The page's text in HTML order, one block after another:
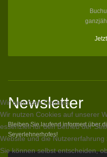
Newsletter
Bleiben Sie laufend informert über
Seyerlehnerhofes!
Wir benutzen Cookies
Wir nutzen Cookies auf unserer
essenziell für den Betrieb der
Website und die Nutzererfahrung
Sie können selbst entscheiden,